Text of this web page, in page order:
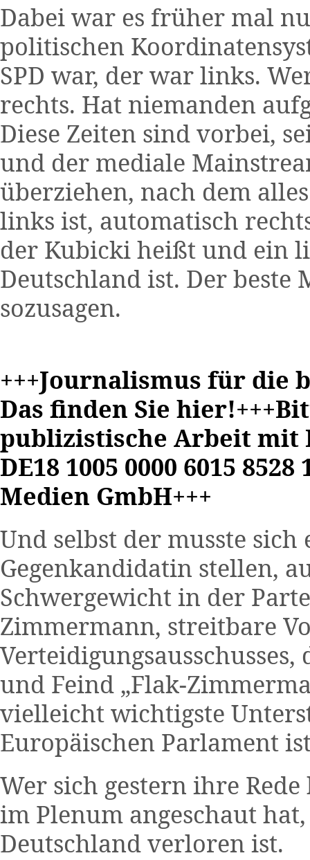
Dabei war es früher mal
politischen
SPD war, der war links.
rechts. Hat niemanden
Diese Zeiten sind vorbei,
und der mediale
überziehen, nach dem
links ist, automatisch
der Kubicki heißt und ein
Deutschland ist. Der beste
sozusagen.
+++Journalismus für die
Das finden Sie
publizistische Arbeit mit
DE18 1005 0000 6015
Medien GmbH+++
Und selbst der musste
Gegenkandidatin stellen,
Schwergewicht in der
Zimmermann, streitbare
und Feind „Flak-
vielleicht wichtigste
Europäischen Parlament
Wer sich gestern ihre
im Plenum angeschaut
Deutschland verloren ist.